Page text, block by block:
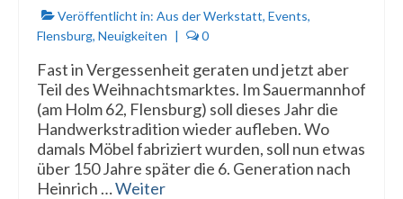
Veröffentlicht in: Aus der Werkstatt, Events,
Flensburg, Neuigkeiten | 0
Fast in Vergessenheit geraten und jetzt aber
Teil des Weihnachtsmarktes. Im Sauermannhof
(am Holm 62, Flensburg) soll dieses Jahr die
Handwerkstradition wieder aufleben. Wo
damals Möbel fabriziert wurden, soll nun etwas
über 150 Jahre später die 6. Generation nach
Heinrich …Weiter